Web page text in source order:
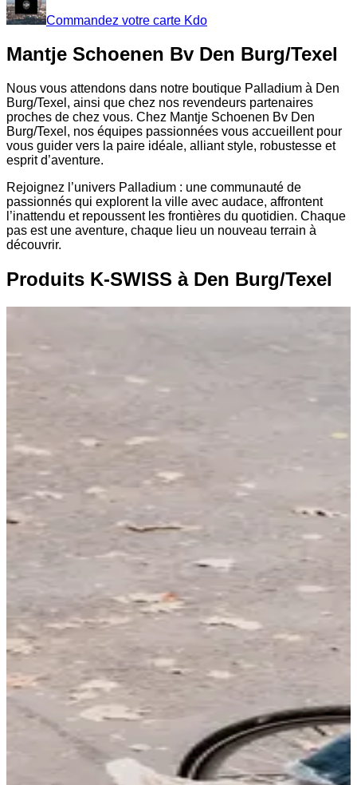
Commandez votre carte Kdo
Mantje Schoenen Bv Den Burg/Texel
Nous vous attendons dans notre boutique Palladium à Den
Burg/Texel, ainsi que chez nos revendeurs partenaires
proches de chez vous. Chez Mantje Schoenen Bv Den
Burg/Texel, nos équipes passionnées vous accueillent pour
vous guider vers la paire idéale, alliant style, robustesse et
esprit d’aventure.
Rejoignez l’univers Palladium : une communauté de
passionnés qui explorent la ville avec audace, affrontent
l’inattendu et repoussent les frontières du quotidien. Chaque
pas est une aventure, chaque lieu un nouveau terrain à
découvrir.
Produits K-SWISS à Den Burg/Texel